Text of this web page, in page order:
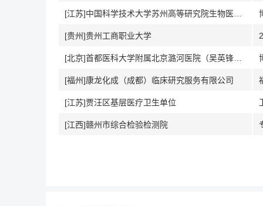
[贵州]贵州工商职业大学
[福州]康龙化成（成都）临床研究服务有限公司
[江苏]贾汪区基层医疗卫生单位
[江西]赣州市综合检验检测院